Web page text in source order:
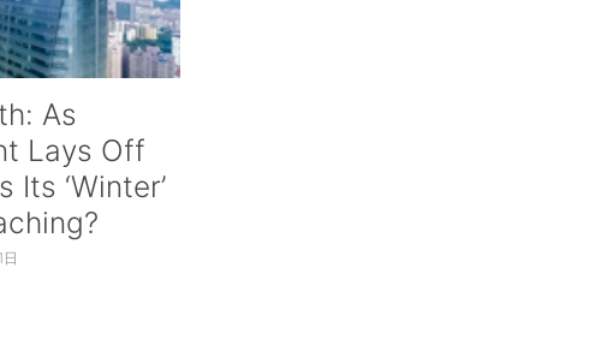
As
Lays Off
Its ‘Winter’